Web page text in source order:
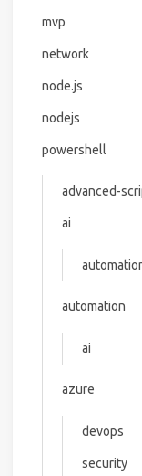
mvp
network
node.js
nodejs
powershell
advanced-
ai
automation
ai
azure
devops
security